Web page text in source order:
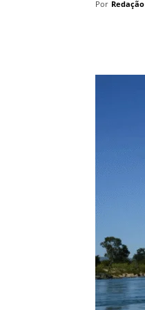
Por Redação